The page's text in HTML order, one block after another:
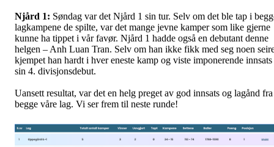
Njård 1: Søndag var det Njård 1 sin tur. Selv om det ble tap i
lagkampene de spilte, var det mange jevne kamper som like gjerne
kunne ha tippet i vår favør. Njård 1 hadde også en debutant denne
helgen – Anh Luan Tran. Selv om han ikke fikk med seg noen
kjempet han hardt i hver eneste kamp og viste imponerende
sin 4. divisjonsdebut.
Uansett resultat, var det en helg preget av god innsats og lagånd fra
begge våre lag. Vi ser frem til neste runde!